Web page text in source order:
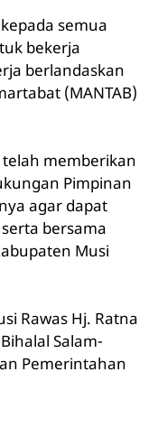
semua
bekerja
berlandaskan
(MANTAB)
memberikan
Pimpinan
agar dapat
bersama
Musi
Rawas Hj. Ratna
Salam-
Pemerintahan